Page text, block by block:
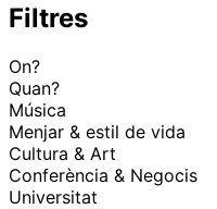
Filtres
On?
Quan?
Música
Menjar & estil de vida
Cultura & Art
Conferència & Negocis
Universitat